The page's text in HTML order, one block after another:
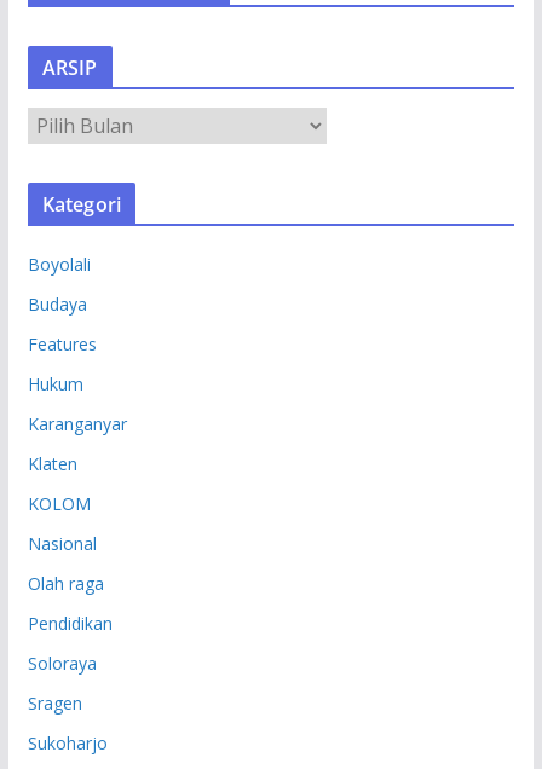
ARSIP
R
S
Kategori
Boyolali
Budaya
Features
Hukum
Karanganyar
Klaten
KOLOM
Nasional
Olah raga
Pendidikan
Soloraya
Sragen
Sukoharjo